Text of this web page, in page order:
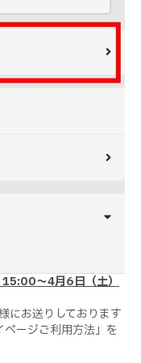
～4月6日（土）
にお送りしております
ページご利用方法」を